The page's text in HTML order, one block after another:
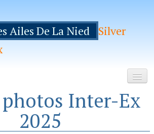
Ailes De La Nied
Silver
Inter-Ex
2025